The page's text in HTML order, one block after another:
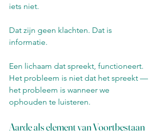
iets niet.
Dat zijn geen klachten. Dat is
informatie.
Een lichaam dat spreekt, functioneert.
Het probleem is niet dat het spreekt —
het probleem is wanneer we
ophouden te luisteren.
Aarde als element van Voortbestaan